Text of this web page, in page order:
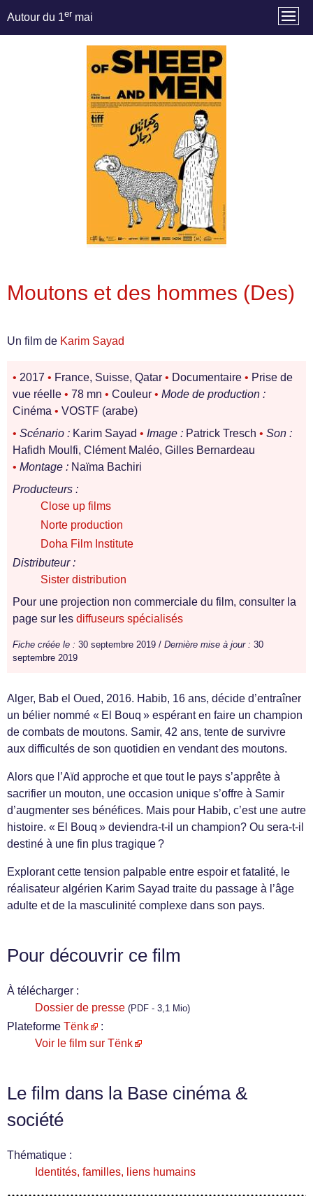
Autour du 1er mai
Moutons et des hommes (Des)
Un film de Karim Sayad
• 2017 • France, Suisse, Qatar • Documentaire • Prise de
vue réelle • 78 mn • Couleur • Mode de production :
Cinéma • VOSTF (arabe)
• Scénario : Karim Sayad • Image : Patrick Tresch • Son :
Hafidh Moulfi, Clément Maléo, Gilles Bernardeau
• Montage : Naïma Bachiri
Producteurs :
Close up films
Norte production
Doha Film Institute
Distributeur :
Sister distribution
Pour une projection non commerciale du film, consulter la
page sur les diffuseurs spécialisés
Fiche créée le : 30 septembre 2019 / Dernière mise à jour : 30
septembre 2019
Alger, Bab el Oued, 2016. Habib, 16 ans, décide d’entraîner
un bélier nommé « El Bouq » espérant en faire un champion
de combats de moutons. Samir, 42 ans, tente de survivre
aux difficultés de son quotidien en vendant des moutons.
Alors que l’Aïd approche et que tout le pays s’apprête à
sacrifier un mouton, une occasion unique s’offre à Samir
d’augmenter ses bénéfices. Mais pour Habib, c’est une autre
histoire. « El Bouq » deviendra-t-il un champion? Ou sera-t-il
destiné à une fin plus tragique ?
Explorant cette tension palpable entre espoir et fatalité, le
réalisateur algérien Karim Sayad traite du passage à l’âge
adulte et de la masculinité complexe dans son pays.
Pour découvrir ce film
À télécharger :
Dossier de presse (PDF - 3,1 Mio)
Plateforme Tënk
:
Voir le film sur Tënk
Le film dans la Base cinéma &
société
Thématique :
Identités, familles, liens humains